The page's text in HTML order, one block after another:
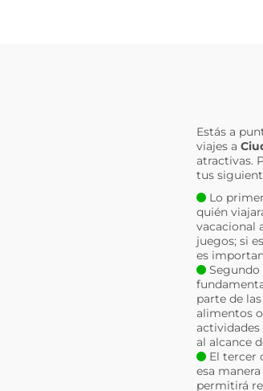
Estás a
viajes a
atractivas.
tus
Lo
quién
vacacional
juegos; si
es
Segundo
parte de
alimentos
al alcance
El tercer
esa
permitirá